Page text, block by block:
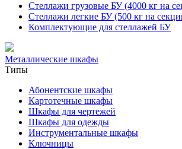
Стеллажи грузовые БУ (4000 кг на
Стеллажи легкие БУ (500 кг на
Комплектующие для стеллажей БУ
Металлические шкафы
Типы
Абонентские шкафы
Картотечные шкафы
Шкафы для чертежей
Шкафы для одежды
Инструментальные шкафы
Ключницы